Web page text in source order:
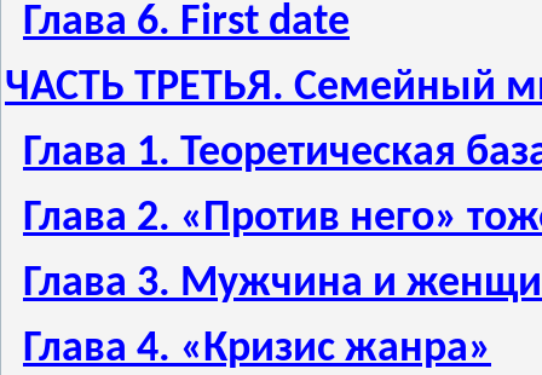
Глава 6. First date
ЧАСТЬ ТРЕТЬЯ. Семейный
Глава 1. Теоретическая
Глава 2. «Против него»
Глава 3. Мужчина и
Глава 4. «Кризис жанра»